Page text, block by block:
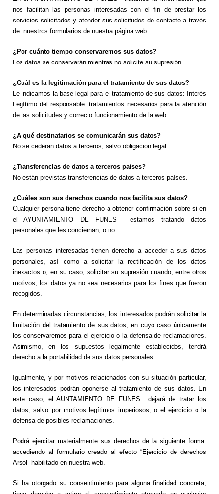
nos facilitan las personas interesadas con el fin de prestar los
servicios solicitados y atender sus solicitudes de contacto a través
de nuestros formularios de nuestra página web.
¿Por cuánto tiempo conservaremos sus datos?
Los datos se conservarán mientras no solicite su supresión.
¿Cuál es la legitimación para el tratamiento de sus datos?
Le indicamos la base legal para el tratamiento de sus datos: Interés
Legítimo del responsable: tratamientos necesarios para la atención
de las solicitudes y correcto funcionamiento de la web
¿A qué destinatarios se comunicarán sus datos?
No se cederán datos a terceros, salvo obligación legal.
¿Transferencias de datos a terceros países?
No están previstas transferencias de datos a terceros países.
¿Cuáles son sus derechos cuando nos facilita sus datos?
Cualquier persona tiene derecho a obtener confirmación sobre si en
el AYUNTAMIENTO DE FUNES estamos tratando datos
personales que les conciernan, o no.
Las personas interesadas tienen derecho a acceder a sus datos
personales, así como a solicitar la rectificación de los datos
inexactos o, en su caso, solicitar su supresión cuando, entre otros
motivos, los datos ya no sea necesarios para los fines que fueron
recogidos.
En determinadas circunstancias, los interesados podrán solicitar la
limitación del tratamiento de sus datos, en cuyo caso únicamente
los conservaremos para el ejercicio o la defensa de reclamaciones.
Asimismo, en los supuestos legalmente establecidos, tendrá
derecho a la portabilidad de sus datos personales.
Igualmente, y por motivos relacionados con su situación particular,
los interesados podrán oponerse al tratamiento de sus datos. En
este caso, el AUNTAMIENTO DE FUNES dejará de tratar los
datos, salvo por motivos legítimos imperiosos, o el ejercicio o la
defensa de posibles reclamaciones.
Podrá ejercitar materialmente sus derechos de la siguiente forma:
accediendo al formulario creado al efecto “Ejercicio de derechos
Arsol” habilitado en nuestra web.
Si ha otorgado su consentimiento para alguna finalidad concreta,